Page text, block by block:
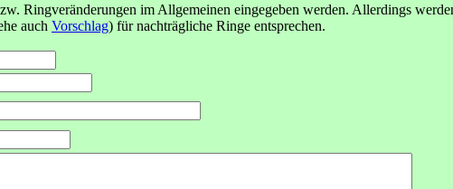
Ringveränderungen im Allgemeinen eingegeben werden. Allerdings
auch Vorschlag) für nachträgliche Ringe entsprechen.